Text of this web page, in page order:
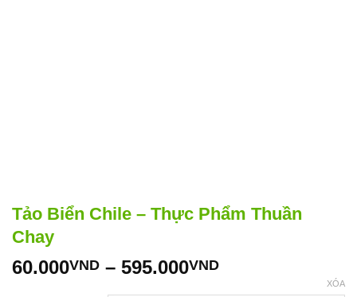
Tảo Biển Chile – Thực Phẩm Thuần
Chay
60.000VND – 595.000VNDKhoảng
XÓA